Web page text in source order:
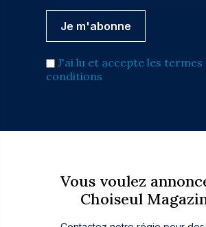
J'ai lu et accepte les termes
conditions
Vous voulez
Choiseul